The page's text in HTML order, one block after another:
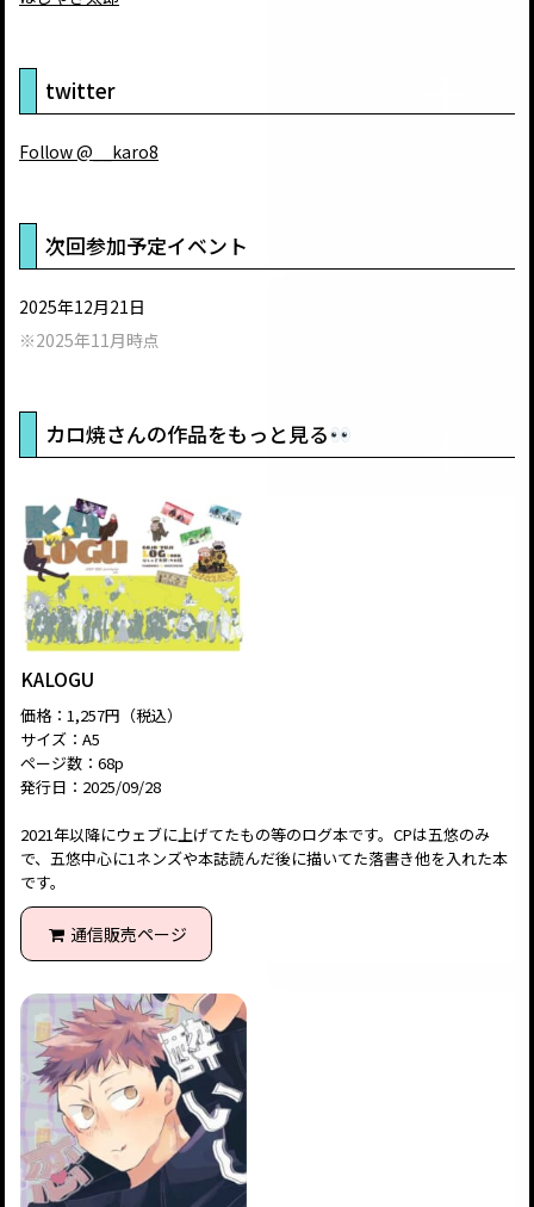
twitter
Follow @__karo8
次回参加予定イベント
2025年12月21日
※2025年11月時点
カロ焼さんの作品をもっと見る
KALOGU
価格：1,257円（税込）
サイズ：A5
ページ数：68p
発行日：2025/09/28
2021年以降にウェブに上げてたもの等のログ本です。CPは五悠のみ
で、五悠中心に1ネンズや本誌読んだ後に描いてた落書き他を入れた本
です。
通信販売ページ